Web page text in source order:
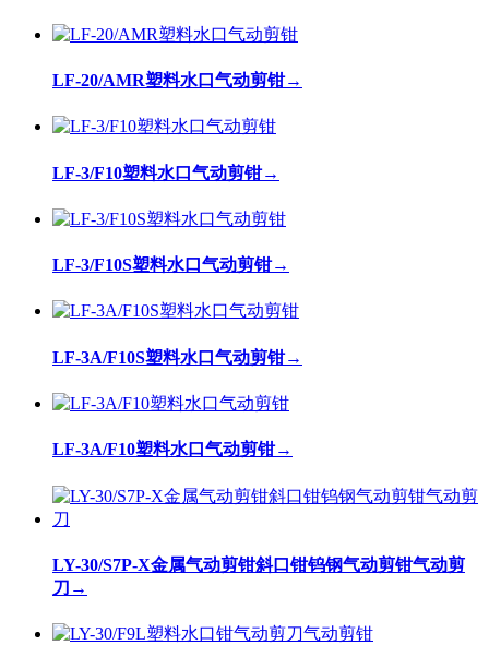
LF-20/AMR塑料水口气动剪钳→
LF-3/F10塑料水口气动剪钳→
LF-3/F10S塑料水口气动剪钳→
LF-3A/F10S塑料水口气动剪钳→
LF-3A/F10塑料水口气动剪钳→
LY-30/S7P-X金属气动剪钳斜口钳钨钢气动剪钳气动剪
刀 →